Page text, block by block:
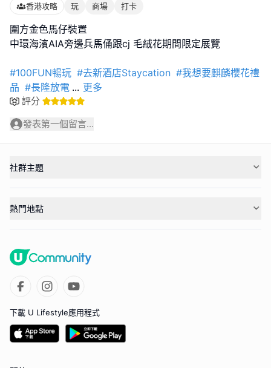
香港攻略 玩 商場 打卡
圍方金色馬仔裝置
中環海濱AIA旁邊兵馬俑跟cj 毛絨花期間限定展覽
#100FUN暢玩 #去新酒店Staycation #我想要麒麟櫻花禮
品 #長隆放電 ... 更多
評分
發表第一個留言...
社群主題
熱門地點
下載 U Lifestyle應用程式